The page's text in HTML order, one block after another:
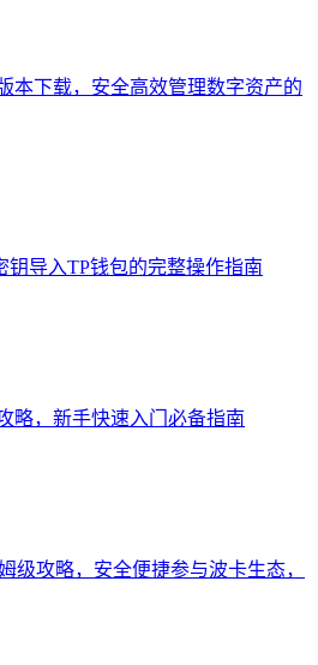
本下载，安全高效管理数字资产的
钥导入TP钱包的完整操作指南
略，新手快速入门必备指南
级攻略，安全便捷参与波卡生态，